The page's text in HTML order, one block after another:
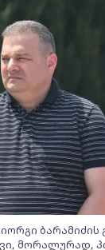
ბარამიძის
მორალურად,